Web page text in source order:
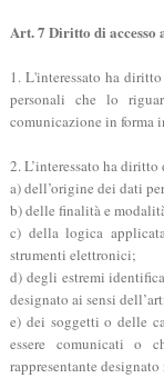
Art. 7 Diritto di
1. L'interessato ha
personali che lo
comunicazione in
2. L’interessato ha
a) dell’origine dei dati
b) delle finalità e
c) della logica
strumenti elettronici;
d) degli estremi
designato ai sensi
e) dei soggetti o delle
essere comunicati o
rappresentante